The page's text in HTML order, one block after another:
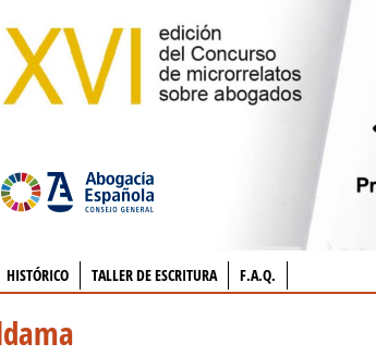
HISTÓRICO TALLER DE ESCRITURA F.A.Q.